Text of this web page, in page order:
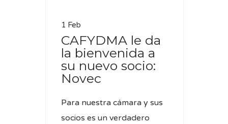
1 Feb
CAFYDMA le da
la bienvenida a
su nuevo socio:
Novec
Para nuestra cámara y sus
socios es un verdadero